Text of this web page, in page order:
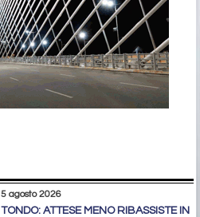
5 agosto 2026
TONDO: ATTESE MENO RIBASSISTE IN